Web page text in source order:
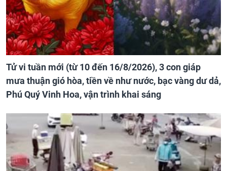
Tử vi tuần mới (từ 10 đến 16/8/2026), 3 con giáp
mưa thuận gió hòa, tiền về như nước, bạc vàng dư dả,
Phú Quý Vinh Hoa, vận trình khai sáng